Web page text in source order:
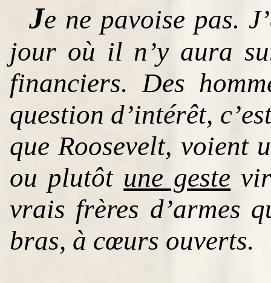
Je ne pavoise pas.
jour où il n’y aura
financiers. Des
question d’intérêt,
que Roosevelt,
ou plutôt une geste
vrais frères d’armes
bras, à cœurs ouverts.